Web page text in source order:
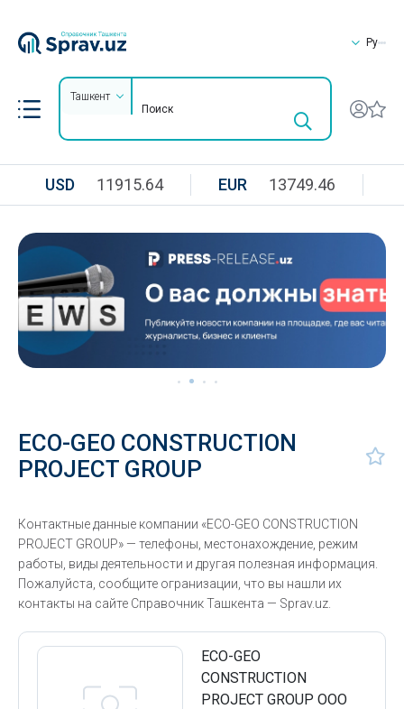
Ру
Ташкент
USD 11915.64 EUR 13749.46
ECO-GEO CONSTRUCTION
PROJECT GROUP
Контактные данные компании «ECO-GEO CONSTRUCTION
PROJECT GROUP» — телефоны, местонахождение, режим
работы, виды деятельности и другая полезная информация.
Пожалуйста, сообщите огранизации, что вы нашли их
контакты на сайте Справочник Ташкента — Sprav.uz.
ECO-GEO
CONSTRUCTION
PROJECT GROUP ООО